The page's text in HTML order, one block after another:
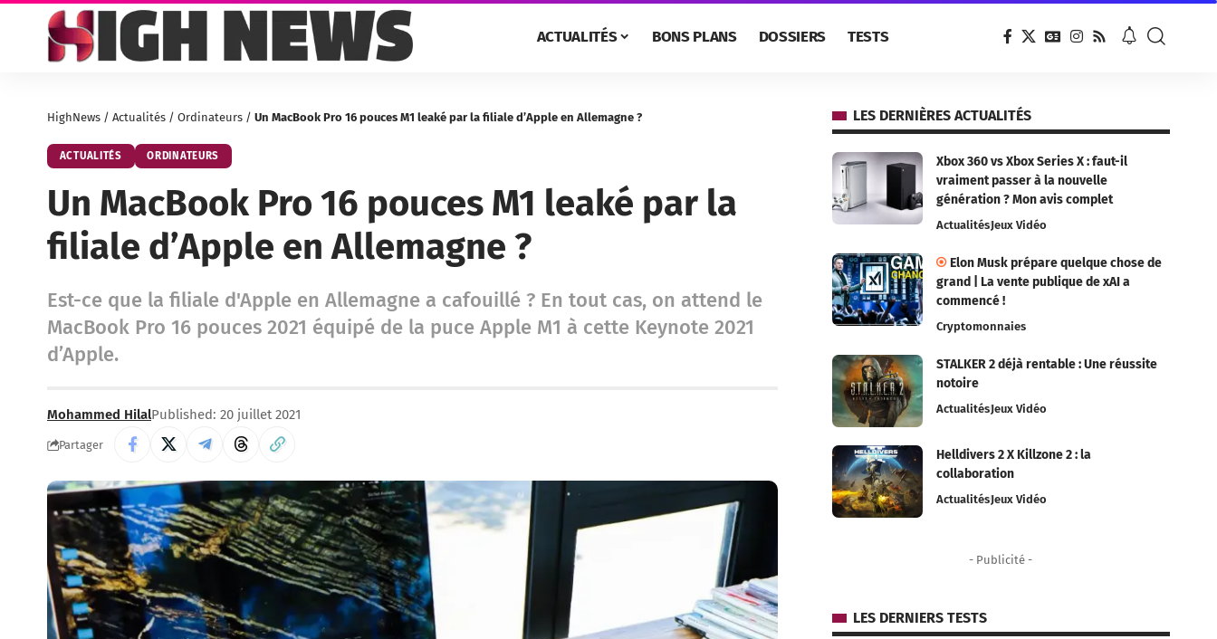
ACTUALITÉS BONS PLANS DOSSIERS TESTS
HighNews / Actualités / Ordinateurs / Un MacBook Pro 16 pouces M1 leaké par la filiale d’Apple en Allemagne ?
ACTUALITÉS ORDINATEURS
Un MacBook Pro 16 pouces M1 leaké par la
filiale d’Apple en Allemagne ?
Est-ce que la filiale d'Apple en Allemagne a cafouillé ? En tout cas, on attend le
MacBook Pro 16 pouces 2021 équipé de la puce Apple M1 à cette Keynote 2021
d’Apple.
Mohammed HilalPublished: 20 juillet 2021
Partager
LES DERNIÈRES ACTUALITÉS
Xbox 360 vs Xbox Series X : faut-il
vraiment passer à la nouvelle
génération ? Mon avis complet
ActualitésJeux Vidéo
Elon Musk prépare quelque chose de
grand | La vente publique de xAI a
commencé !
Cryptomonnaies
STALKER 2 déjà rentable : Une réussite
notoire
ActualitésJeux Vidéo
Helldivers 2 X Killzone 2 : la
collaboration
ActualitésJeux Vidéo
- Publicité -
LES DERNIERS TESTS